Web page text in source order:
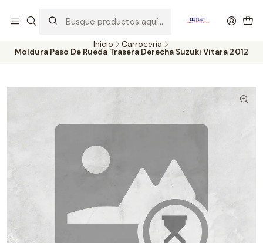
probados con altos estándares de calidad.
Inicio Carrocería
Moldura Paso De Rueda Trasera Derecha Suzuki Vitara 2012